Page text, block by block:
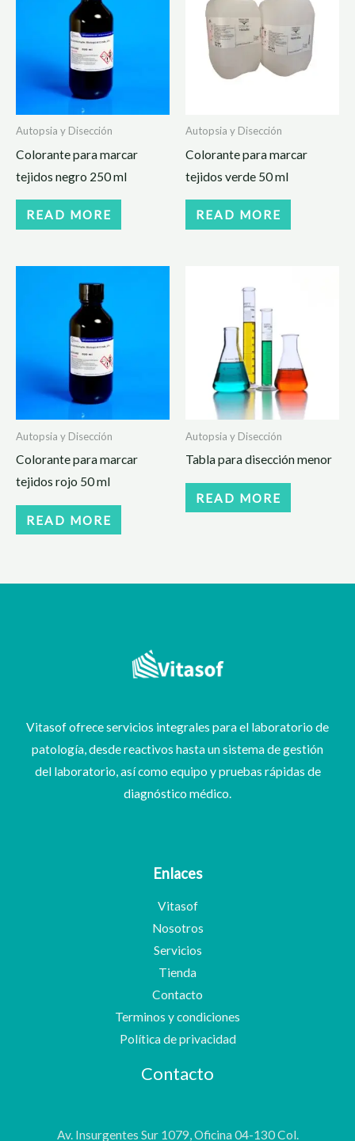
Autopsia y Disección
Colorante para marcar
tejidos negro 250 ml
READ MORE
Autopsia y Disección
Colorante para marcar
tejidos verde 50 ml
READ MORE
Autopsia y Disección
Colorante para marcar
tejidos rojo 50 ml
READ MORE
Autopsia y Disección
Tabla para disección menor
READ MORE
Vitasof ofrece servicios integrales para el laboratorio de
patología, desde reactivos hasta un sistema de gestión
del laboratorio, así como equipo y pruebas rápidas de
diagnóstico médico.
Enlaces
Vitasof
Nosotros
Servicios
Tienda
Contacto
Terminos y condiciones
Política de privacidad
Contacto
Av. Insurgentes Sur 1079, Oficina 04-130 Col.